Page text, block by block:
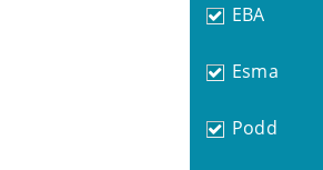
EBA
Esma
Podd